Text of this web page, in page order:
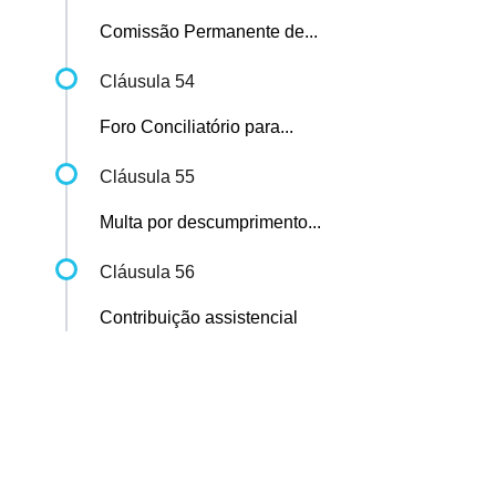
Comissão Permanente de...
Cláusula 54
Foro Conciliatório para...
Cláusula 55
Multa por descumprimento...
Cláusula 56
Contribuição assistencial